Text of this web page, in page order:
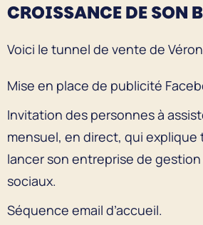
CROISSANCE DE SON
Voici le tunnel de vente de
Mise en place de publicité
Invitation des personnes à
mensuel, en direct, qui explique
lancer son entreprise de
sociaux.
Séquence email d’accueil.